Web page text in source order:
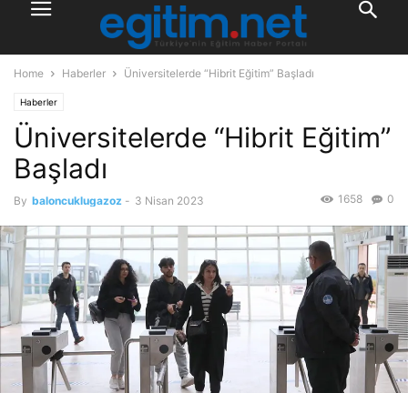
Home Haberler Üniversitelerde “Hibrit Eğitim” Başladı
Haberler
Üniversitelerde “Hibrit Eğitim”
Başladı
By baloncuklugazoz - 3 Nisan 2023 0
1658